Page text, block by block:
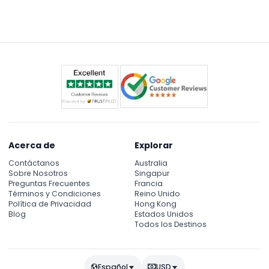
Acerca de
Contáctanos
Sobre Nosotros
Preguntas Frecuentes
Términos y Condiciones
Política de Privacidad
Blog
Explorar
Australia
Singapur
Francia
Reino Unido
Hong Kong
Estados Unidos
Todos los Destinos
Español USD